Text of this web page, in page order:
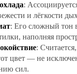
:
и лёгкости
: Его сложный тон
наполняя
:
цвет — не
сил.